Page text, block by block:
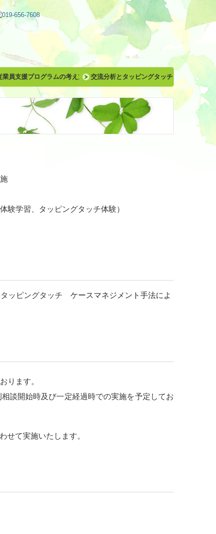
業員支援プログラムの考え方 交流分析とタッピングタッチ
学習、タッピングタッチ体験）
タッピングタッチ ケースマネジメント手法によ
ります。
談開始時及び一定経過時での実施を予定してお
せて実施いたします。